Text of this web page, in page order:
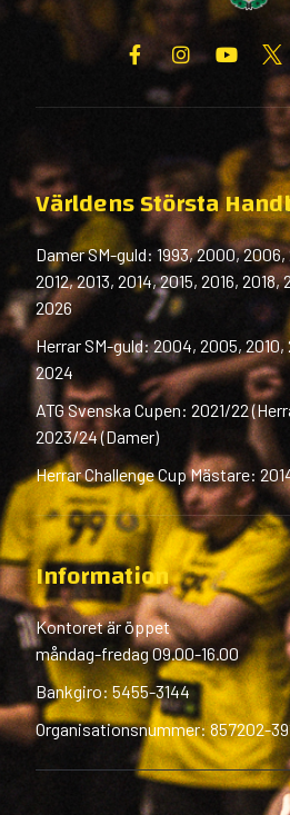
Världens Största
Damer SM-guld: 1993, 2000, 2006,
2012, 2013, 2014, 2015, 2016,
2026
Herrar SM-guld: 2004, 2005, 2010,
2024
ATG Svenska Cupen: 2021/22
2023/24 (Damer)
Herrar Challenge Cup Mästare:
Information
Kontoret är öppet
måndag-fredag 09.00-16.00
Bankgiro: 5455-3144
Organisationsnummer: 857202-